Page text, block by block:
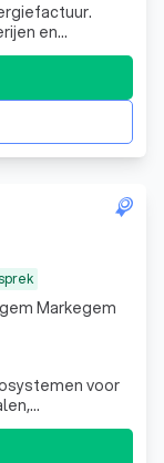
en
en
voor
volledig
Markegem